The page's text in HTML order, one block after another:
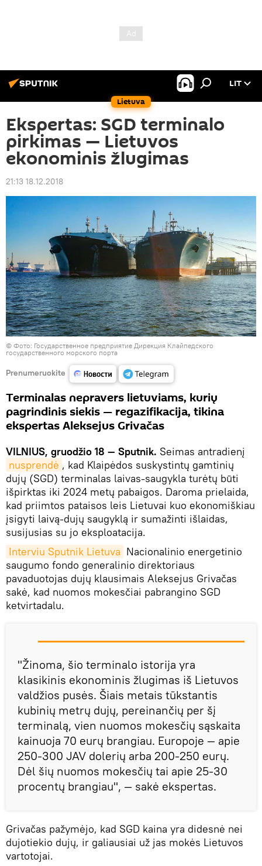
Lietuva
LIT
Ekspertas: SGD terminalo
pirkimas — Lietuvos
ekonominis žlugimas
21:13 18.12.2018
© Фото: Государственное предприятие Дирекция Клайпедского
государственного морского порта
Prenumeruokite
Terminalas nepravers lietuviams, kurių
pagrindinis siekis — regazifikacija, tikina
ekspertas Aleksejus Grivačas
VILNIUS, gruodžio 18 — Sputnik. Seimas antradienį
nusprendė , kad Klaipėdos suskystintų gamtinių
dujų (SGD) terminalas laivas-saugykla turėtų būti
išpirktas iki 2024 metų pabaigos. Daroma prielaida,
kad priimtos pataisos leis Lietuvai kuo ekonomiškiau
įsigyti laivą-dujų saugyklą ir sumažinti išlaidas,
susijusias su jo eksploatacija.
Interviu Sputnik Lietuva Nacionalinio energetinio
saugumo fondo generalinio direktoriaus
pavaduotojas dujų klausimais Aleksejus Grivačas
sakė, kad nuomos mokesčiai pabrangino SGD
ketvirtadalu.
"Žinoma, šio terminalo istorija yra
klasikinis ekonominis žlugimas iš Lietuvos
valdžios pusės. Šiais metais tūkstantis
kubinių metrų dujų, pereinančių per šį
terminalą, vien nuomos mokesčių sąskaita
kainuoja 70 eurų brangiau. Europoje — apie
250-300 JAV dolerių arba 200-250 eurų.
Dėl šių nuomos mokesčių tai apie 25-30
procentų brangiau", — sakė ekspertas.
Grivačas pažymėjo, kad SGD kaina yra didesnė nei
dujotiekio dujų, ir galiausiai už jas mokės Lietuvos
vartotojai.